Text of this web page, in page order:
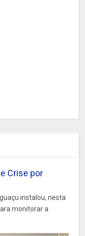
Crise por
instalou, nesta
monitorar a